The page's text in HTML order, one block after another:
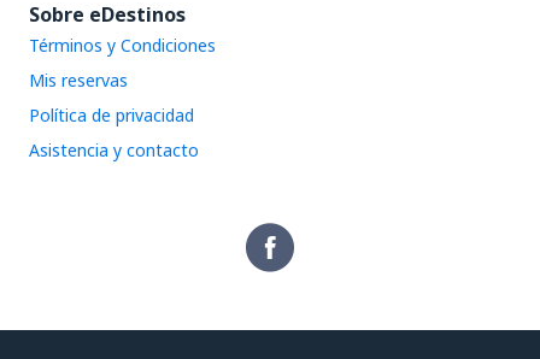
Sobre eDestinos
Términos y Condiciones
Mis reservas
Política de privacidad
Asistencia y contacto